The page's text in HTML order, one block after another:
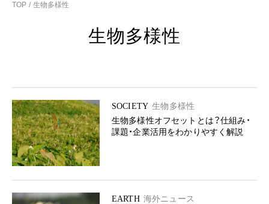
TOP 生物多様性
生物多様性
SOCIETY 生物多様性
生物多様性オフセットとは？仕組み・
課題・企業活用をわかりやすく解説
EARTH 海外ニュース